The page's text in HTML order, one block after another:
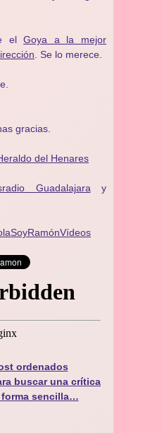
elGoya a la mejor
. Se lo merece.
gracias.
del Henares
Guadalajara y
ordenados
buscar una crítica
sencilla…